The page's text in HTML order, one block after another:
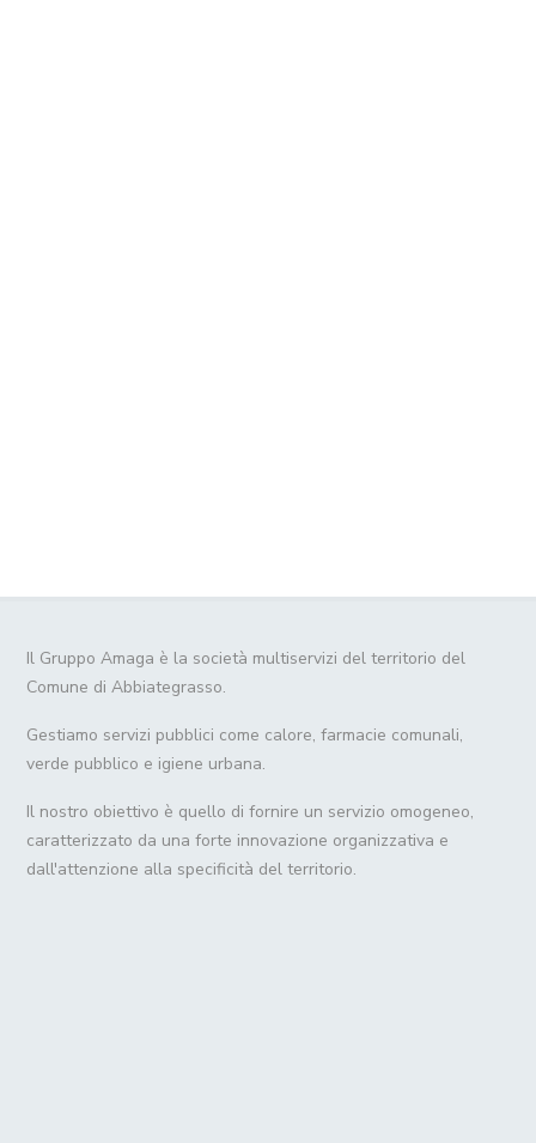
Il Gruppo Amaga è la società multiservizi del territorio del
Comune di Abbiategrasso.
Gestiamo servizi pubblici come calore, farmacie comunali,
verde pubblico e igiene urbana.
Il nostro obiettivo è quello di fornire un servizio omogeneo,
caratterizzato da una forte innovazione organizzativa e
dall'attenzione alla specificità del territorio.